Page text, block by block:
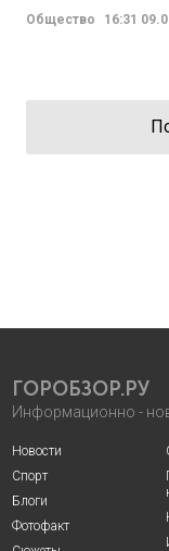
Общество 16:31
ГОРОБЗОР.РУ
Информационно -
Новости
Спорт
Блоги
Фотофакт